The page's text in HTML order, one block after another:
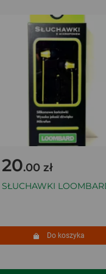
20.00 zł
SŁUCHAWKI LOOMBARD
Do koszyka